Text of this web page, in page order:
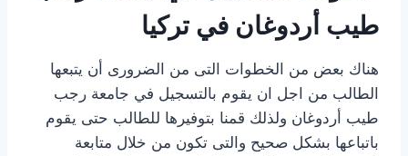
طيب أردوغان في تركيا
هناك بعض من الخطوات التى من الضرورى أن يتبعها
الطالب من اجل ان يقوم بالتسجيل في جامعة رجب
طيب أردوغان ولذلك قمنا بتوفيرها للطالب حتى يقوم
باتباعها بشكل صحيح والتى تكون من خلال متابعة